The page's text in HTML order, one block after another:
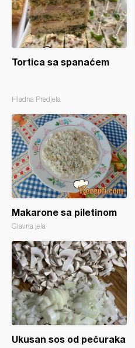
Tortica sa spanaćem
Hladna Predjela
Makarone sa piletinom
Glavna jela
Ukusan sos od pečuraka